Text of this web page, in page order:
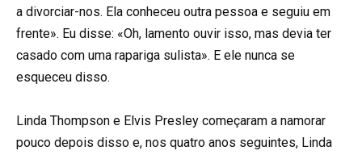
a divorciar-nos. Ela conheceu outra pessoa e seguiu em
frente». Eu disse: «Oh, lamento ouvir isso, mas devia ter
casado com uma rapariga sulista». E ele nunca se
esqueceu disso.
Linda Thompson e Elvis Presley começaram a namorar
pouco depois disso e, nos quatro anos seguintes, Linda